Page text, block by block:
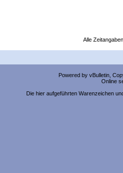
Alle
Powered by vBulletin,
Online
Die hier aufgeführten Warenzeichen